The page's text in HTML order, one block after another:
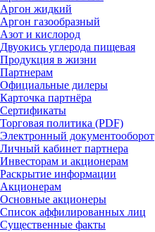
Аргон жидкий
Аргон газообразный
Азот и кислород
Двуокись углерода пищевая
Продукция в жизни
Партнерам
Официальные дилеры
Карточка партнёра
Сертификаты
Торговая политика (PDF)
Электронный документооборот
Личный кабинет партнера
Инвесторам и акционерам
Раскрытие информации
Акционерам
Основные акционеры
Список аффилированных лиц
Существенные факты